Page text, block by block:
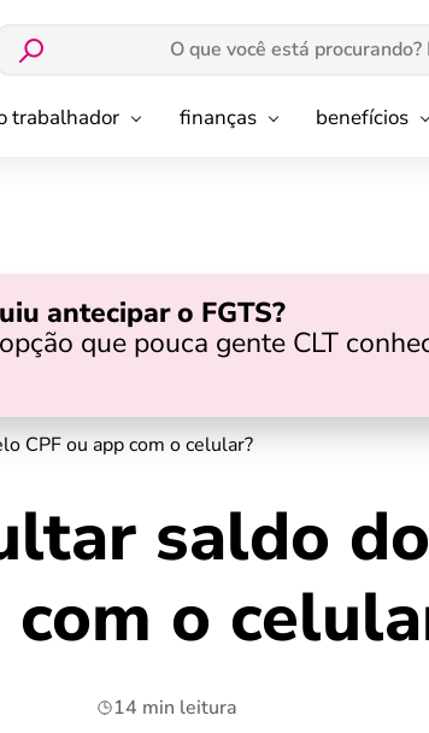
trabalhador finanças benefícios
antecipar o FGTS?
que pouca gente CLT
CPF ou app com o celular?
saldo
com o
14 min leitura